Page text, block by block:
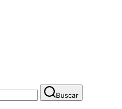
Buscar